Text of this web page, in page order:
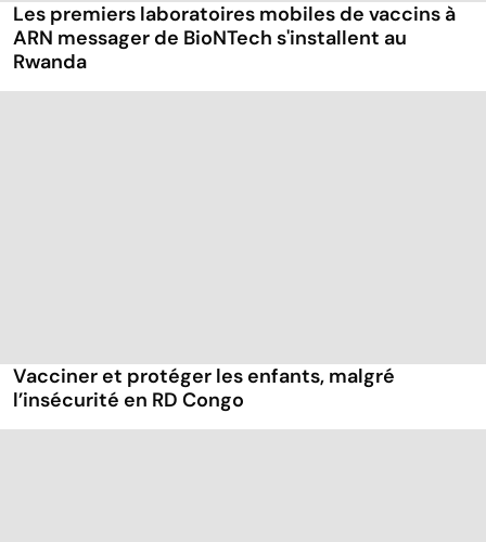
Les premiers laboratoires mobiles de vaccins à
ARN messager de BioNTech s'installent au
Rwanda
Vacciner et protéger les enfants, malgré
l’insécurité en RD Congo